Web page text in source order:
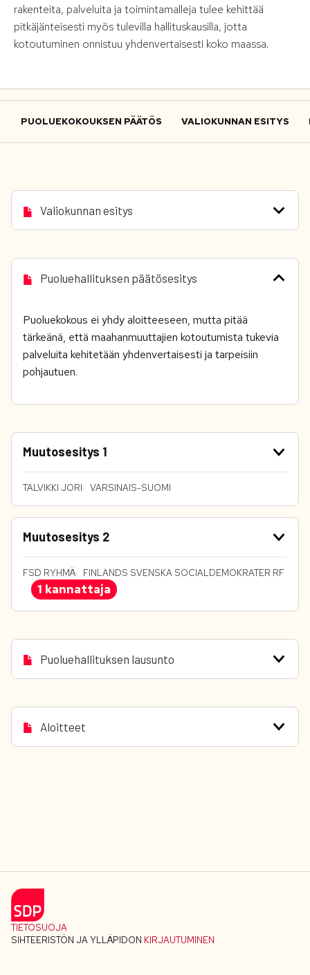
rakenteita, palveluita ja toimintamalleja tulee kehittää
pitkäjänteisesti myös tulevilla hallituskausilla, jotta
kotoutuminen onnistuu yhdenvertaisesti koko maassa.
PUOLUEKOKOUKSEN PÄÄTÖS VALIOKUNNAN ESITYS
Valiokunnan esitys
Puoluehallituksen päätösesitys
Puoluekokous ei yhdy aloitteeseen, mutta pitää
tärkeänä, että maahanmuuttajien kotoutumista tukevia
palveluita kehitetään yhdenvertaisesti ja tarpeisiin
pohjautuen.
Muutosesitys 1
TALVIKKI JORI VARSINAIS-SUOMI
Muutosesitys 2
FSD RYHMÄ FINLANDS SVENSKA SOCIALDEMOKRATER RF
1 kannattaja
Puoluehallituksen lausunto
Aloitteet
TIETOSUOJA
SIHTEERISTÖN JA YLLÄPIDON KIRJAUTUMINEN